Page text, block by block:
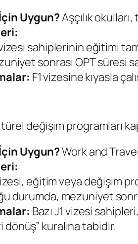
Uygun?Aşçılık
sahiplerinin eğitimi
sonrası OPT süresi
F1 vizesine kıyasla
değişim programları
Uygun?Work and
eğitim veya değişim
durumda, mezuniyet
Bazı J1 vizesi
dönüş” kuralına tabidir.